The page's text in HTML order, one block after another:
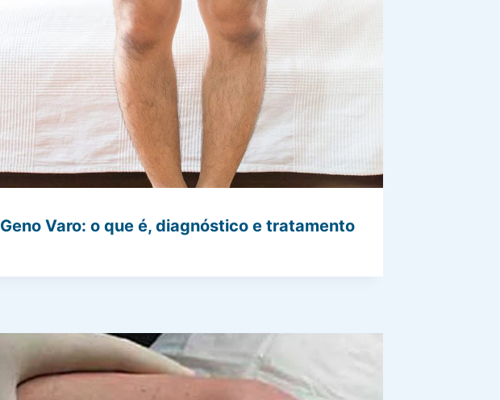
Geno Varo: o que é, diagnóstico e tratamento